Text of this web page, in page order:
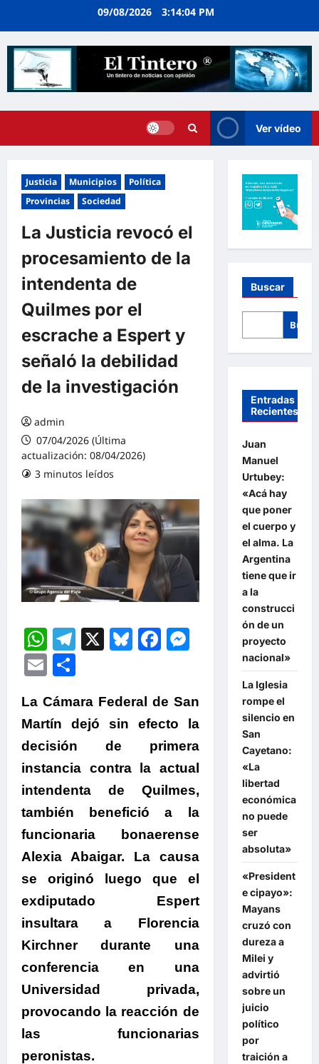
09/08/2026 3:14:05 PM
Ver vídeo
Justicia Municipios
Política
Provincias
Sociedad
La Justicia revocó el
procesamiento de la
intendenta de
Quilmes por el
escrache a Espert y
señaló la debilidad
de la investigación
admin
07/04/2026 (Última
actualización: 08/04/2026)
3 minutos leídos
WhatsApp
Telegram
X Bluesky
Facebook
Messenger
Email
La Cámara Federal de San
Martín dejó sin efecto la
decisión de primera
instancia contra la actual
intendenta de Quilmes,
también benefició a la
funcionaria bonaerense
Alexia Abaigar. La causa
se originó luego que el
exdiputado Espert
insultara a Florencia
Kirchner durante una
conferencia en una
Universidad privada,
provocando la reacción de
las funcionarias
peronistas.
Buscar
Entradas
Recientes
Juan
Manuel
Urtubey:
«Acá hay
que poner
el cuerpo y
el alma. La
Argentina
tiene que ir
a la
construcci
ón de un
proyecto
nacional»
La Iglesia
rompe el
silencio en
San
Cayetano:
«La
libertad
económica
no puede
ser
absoluta»
«President
e cipayo»:
Mayans
cruzó con
dureza a
Milei y
advirtió
sobre un
juicio
político
por
traición a